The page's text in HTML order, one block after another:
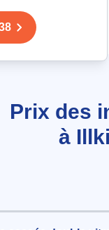
en double
Prix des
à